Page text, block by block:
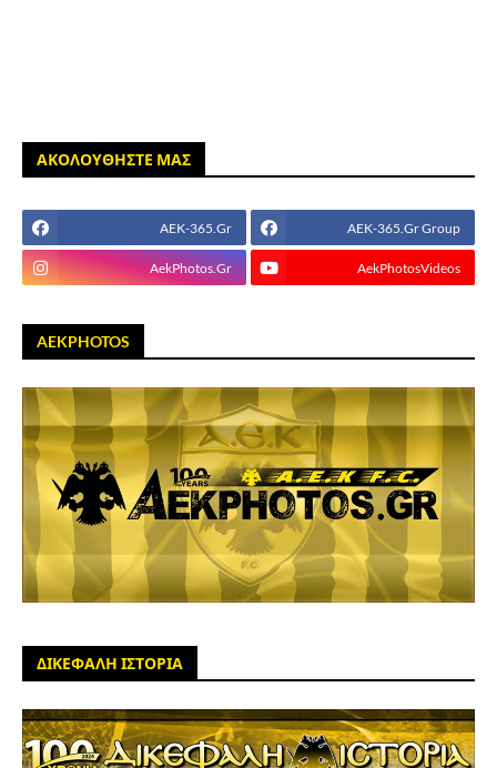
ΑΚΟΛΟΥΘΗΣΤΕ ΜΑΣ
AEK-365.Gr AEK-365.Gr Group
AekPhotos.Gr AekPhotosVideos
AEKPHOTOS
ΔΙΚΕΦΑΛΗ ΙΣΤΟΡΙΑ